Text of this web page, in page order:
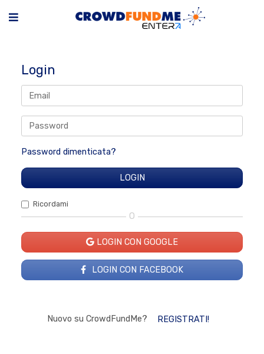
Login
Password dimenticata?
Ricordami
O
LOGIN CON GOOGLE
LOGIN CON FACEBOOK
Nuovo su CrowdFundMe? REGISTRATI!